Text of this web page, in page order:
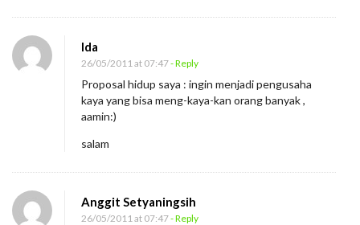
p
(
1
Ida
26/05/2011 at 07:47- Reply
Proposal hidup saya : ingin menjadi pengusaha
kaya yang bisa meng-kaya-kan orang banyak ,
aamin:)
salam
Anggit Setyaningsih
26/05/2011 at 07:47- Reply